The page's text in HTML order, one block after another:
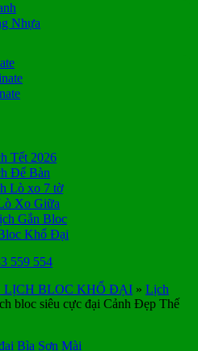
Nhựa
Tết 2026
Để Bàn
Lò xo 7 tờ
Xo Giữa
Gắn Bloc
Khổ Đại
559 554
LỊCH BLOC KHỔ ĐẠI » Lịch
bloc siêu cực đại Cảnh Đẹp Thế